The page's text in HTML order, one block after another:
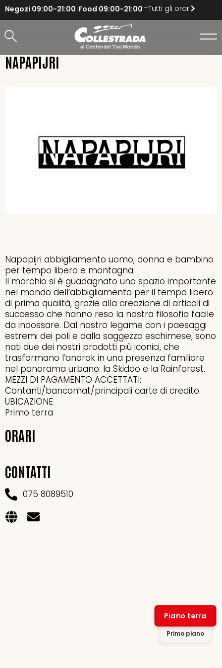
Negozi 09:00-21:00 Food 09:00-21:00 Tutti gli orari
NAPAPIJRI
Napapijri abbigliamento uomo, donna e bambino
per tempo libero e montagna.
Il marchio si è guadagnato uno spazio importante
nel mondo dell’abbigliamento per il tempo libero
di prima qualità, grazie alla creazione di articoli di
successo che hanno reso la nostra filosofia facile
da indossare. Dal nostro legame con i paesaggi
estremi dei poli e dalla saggezza eschimese, sono
nati due dei nostri prodotti più iconici, che
trasformano l’anorak in una presenza familiare
nel panorama urbano: la Skidoo e la Rainforest.
MEZZI DI PAGAMENTO ACCETTATI:
Contanti/bancomat/principali carte di credito.
UBICAZIONE
Primo terra
ORARI
CONTATTI
075 8089510
Piano terra
Primo piano